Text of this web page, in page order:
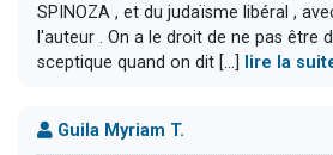
SPINOZA , et du judaïsme libéral ,
l'auteur . On a le droit de ne pas être
sceptique quand on dit [...] lire la
Guila Myriam T.